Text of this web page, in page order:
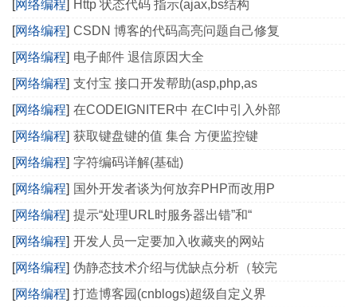
[网络编程] Http 状态代码 指示(ajax,bs结构
[网络编程] CSDN 博客的代码高亮问题自己修复
[网络编程] 电子邮件 退信原因大全
[网络编程] 支付宝 接口开发帮助(asp,php,as
[网络编程] 在CODEIGNITER中 在CI中引入外部
[网络编程] 获取键盘键的值 集合 方便监控键
[网络编程] 字符编码详解(基础)
[网络编程] 国外开发者谈为何放弃PHP而改用P
[网络编程] 提示“处理URL时服务器出错”和“
[网络编程] 开发人员一定要加入收藏夹的网站
[网络编程] 伪静态技术介绍与优缺点分析（较完
[网络编程] 打造博客园(cnblogs)超级自定义界